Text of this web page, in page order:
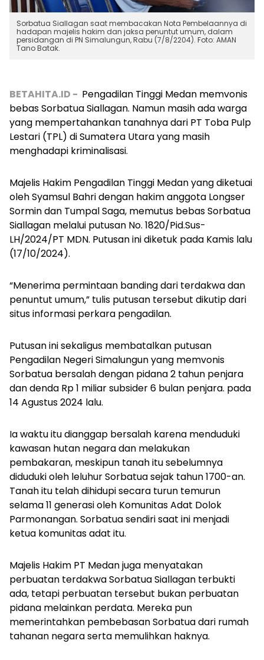
Sorbatua Siallagan saat membacakan Nota Pembelaannya di
hadapan majelis hakim dan jaksa penuntut umum, dalam
persidangan di PN Simalungun, Rabu (7/8/2204). Foto: AMAN
Tano Batak.
BETAHITA.ID - Pengadilan Tinggi Medan memvonis
bebas Sorbatua Siallagan. Namun masih ada warga
yang mempertahankan tanahnya dari PT Toba Pulp
Lestari (TPL) di Sumatera Utara yang masih
menghadapi kriminalisasi.
Majelis Hakim Pengadilan Tinggi Medan yang diketuai
oleh Syamsul Bahri dengan hakim anggota Longser
Sormin dan Tumpal Saga, memutus bebas Sorbatua
Siallagan melalui putusan No. 1820/Pid.Sus-
LH/2024/PT MDN. Putusan ini diketuk pada Kamis lalu
(17/10/2024).
“Menerima permintaan banding dari terdakwa dan
penuntut umum,” tulis putusan tersebut dikutip dari
situs informasi perkara pengadilan.
Putusan ini sekaligus membatalkan putusan
Pengadilan Negeri Simalungun yang memvonis
Sorbatua bersalah dengan pidana 2 tahun penjara
dan denda Rp 1 miliar subsider 6 bulan penjara. pada
14 Agustus 2024 lalu.
Ia waktu itu dianggap bersalah karena menduduki
kawasan hutan negara dan melakukan
pembakaran, meskipun tanah itu sebelumnya
diduduki oleh leluhur Sorbatua sejak tahun 1700-an.
Tanah itu telah dihidupi secara turun temurun
selama 11 generasi oleh Komunitas Adat Dolok
Parmonangan. Sorbatua sendiri saat ini menjadi
ketua komunitas adat itu.
Majelis Hakim PT Medan juga menyatakan
perbuatan terdakwa Sorbatua Siallagan terbukti
ada, tetapi perbuatan tersebut bukan perbuatan
pidana melainkan perdata. Mereka pun
memerintahkan pembebasan Sorbatua dari rumah
tahanan negara serta memulihkan haknya.